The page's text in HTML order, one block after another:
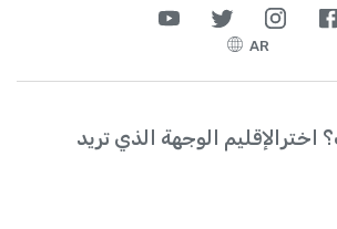
AR
الوجهة الذي تريد